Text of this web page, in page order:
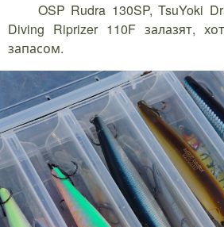
OSP Rudra 130SP, TsuYoki
Diving Riprizer 110F залазят,
запасом.